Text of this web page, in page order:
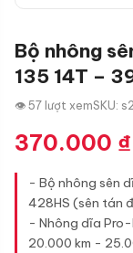
Bộ nhông
135 14T –
👁 57 lượt xemSKU:
370.000 ₫
- Bộ nhông sên
428HS (sên tán
- Nhông dĩa
20.000 km -